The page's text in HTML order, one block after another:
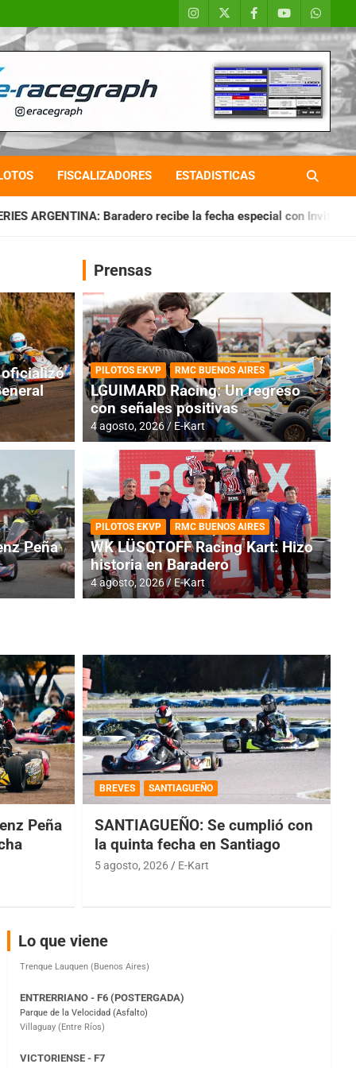
FISCALIZADORES ESTADISTICAS
recibe la fecha especial con Invitados CHAQUEÑO
RMC BUENOS AIRES
Cerró una jornada
oficializó
Peña
Prensas
PILOTOS EKVP RMC BUENOS AIRES
LGUIMARD Racing: Un regreso
con señales positivas
4 agosto, 2026 E-Kart
PILOTOS EKVP RMC BUENOS AIRES
WK LÜSQTOFF Racing Kart: Hizo
historia en Baradero
4 agosto, 2026 E-Kart
Peña
BREVES SANTIAGUEÑO
SANTIAGUEÑO: Se cumplió con
la quinta fecha en Santiago
5 agosto, 2026 E-Kart
Lo que viene
COBERTURA ESPECIAL DE E-KART.COM.AR
08/09-AGO
IAME SERIES ARGENTINA 6
Ramiro Tot (Asfalto)
Parque de la Velocidad (Asfalto)
El Cerro (Tierra)
Victoria (Entre Ríos)
Moto Club Reginense (Tierra)